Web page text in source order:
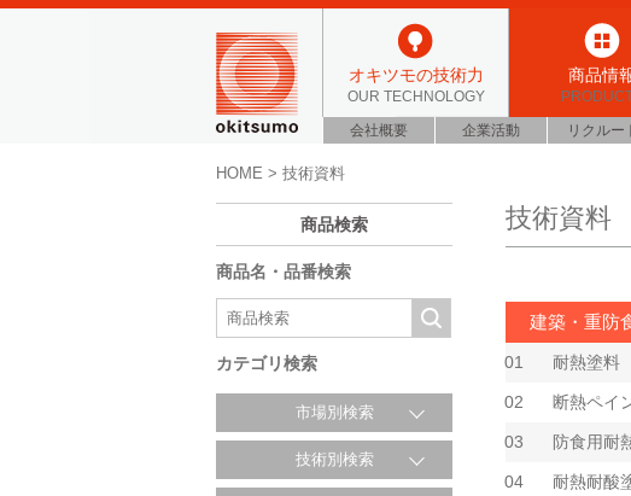
オキツモの技術力
OUR TECHNOLOGY
商品情
会社概要 企業活動 リクルー
HOME > 技術資料
商品検索
商品名・品番検索
カテゴリ検索
市場別検索
技術別検索
技術資料
建築・重防
01 耐熱塗料
02 断熱ペイ
03 防食用耐
04 耐熱耐酸